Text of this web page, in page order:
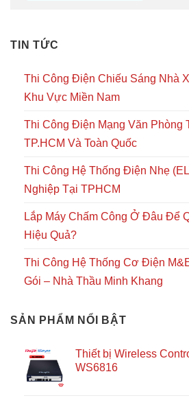
TIN TỨC
Thi Công Điện Chiếu Sáng Nhà
Khu Vực Miền Nam
Thi Công Điện Mạng Văn Phòng
TP.HCM Và Toàn Quốc
Thi Công Hệ Thống Điện Nhẹ
Nghiệp Tại TPHCM
Lắp Máy Chấm Công Ở Đâu Để
Hiệu Quả?
Thi Công Hệ Thống Cơ Điện
Gói – Nhà Thầu Minh Khang
SẢN PHẨM NỔI BẬT
Thiết bị Wireless
WS6816